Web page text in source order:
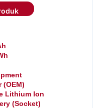
(OEM)
Lithium Ion
(Socket)